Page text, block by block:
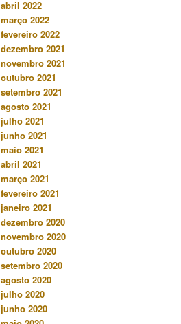
abril 2022
março 2022
fevereiro 2022
dezembro 2021
novembro 2021
outubro 2021
setembro 2021
agosto 2021
julho 2021
junho 2021
maio 2021
abril 2021
março 2021
fevereiro 2021
janeiro 2021
dezembro 2020
novembro 2020
outubro 2020
setembro 2020
agosto 2020
julho 2020
junho 2020